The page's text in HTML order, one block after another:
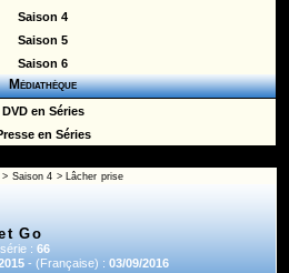
Saison 4
Saison 5
Saison 6
Médiathèque
DVD en Séries
en Séries
Saison 4 > Lâcher prise
Go
série :66
- (Française) :03/09/2016